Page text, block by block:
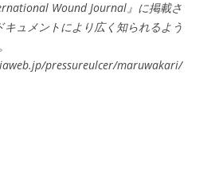
Wound Journal』に掲載さ
ュメントにより広く知られるよう
。
pressureulcer/maruwakari/